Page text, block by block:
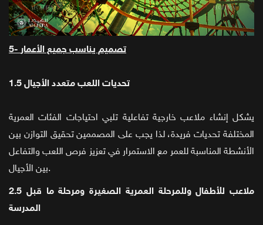
5- تصميم يناسب جميع الأعمار
1.5 تحديات اللعب متعدد الأجيال
يشكل إنشاء ملاعب خارجية تفاعلية تلبي احتياجات الفئات العمرية
المختلفة تحديات فريدة، لذا يجب على المصممين تحقيق التوازن بين
الأنشطة المناسبة للعمر مع الاستمرار في تعزيز فرص اللعب والتفاعل
بين الأجيال.
2.5 ملاعب للأطفال وللمرحلة العمرية الصغيرة ومرحلة ما قبل
المدرسة